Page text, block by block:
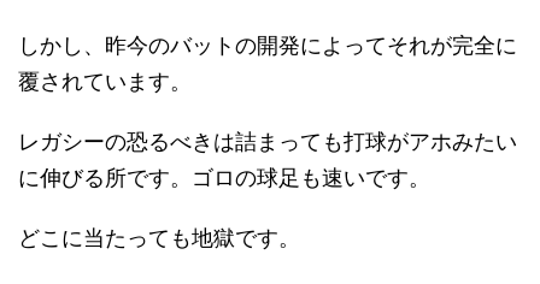
しかし、昨今のバットの開発によってそれが完全に
覆されています。
レガシーの恐るべきは詰まっても打球がアホみたい
に伸びる所です。ゴロの球足も速いです。
どこに当たっても地獄です。